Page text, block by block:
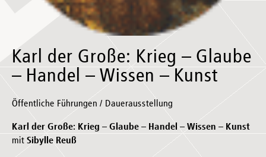
Karl der Große: Krieg – Glaube
– Handel – Wissen – Kunst
Öffentliche Führungen / Dauerausstellung
Karl der Große: Krieg – Glaube – Handel – Wissen – Kunst
mit Sibylle Reuß